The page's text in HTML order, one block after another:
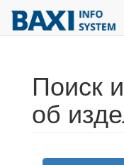
Поиск
об